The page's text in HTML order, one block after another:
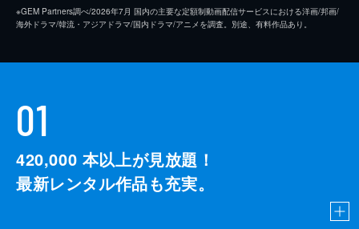
※GEM Partners調べ/2026年7⽉ 国内の主要な定額制動画配信サービスにおける洋画/邦画/
海外ドラマ/韓流・アジアドラマ/国内ドラマ/アニメを調査。別途、有料作品あり。
01
420,000 本以上が見放題！
最新レンタル作品も充実。